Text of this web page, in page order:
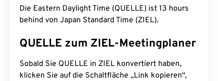
Die Eastern Daylight Time (QUELLE) ist 13 hours
behind von Japan Standard Time (ZIEL).
QUELLE zum ZIEL-Meetingplaner
Sobald Sie QUELLE in ZIEL konvertiert haben,
klicken Sie auf die Schaltfläche „Link kopieren“,